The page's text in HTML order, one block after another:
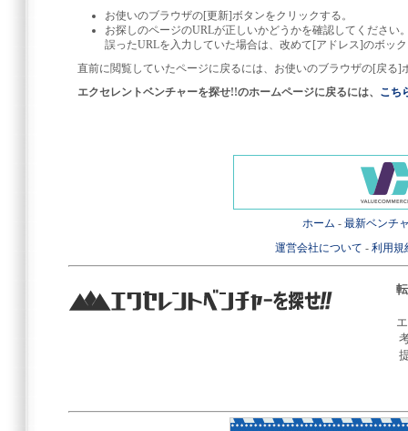
お使いのブラウザの[更新]ボタンをクリックする。
お探しのページのURLが正しいかどうかを確認してください
誤ったURLを入力していた場合は、改めて[アドレス]のボッ
直前に閲覧していたページに戻るには、お使いのブラウザの[戻る]
エクセレントベンチャーを探せ!!のホームページに戻るには、 こち
ホーム - 最新ベンチ
運営会社について - 利用規